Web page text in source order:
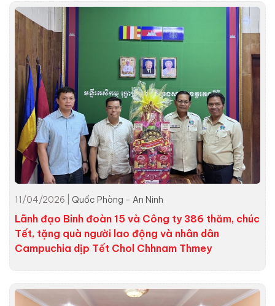
11/04/2026 | Quốc Phòng - An Ninh
Lãnh đạo Binh đoàn 15 và Công ty 386 thăm, chúc
Tết, tặng quà người lao động và nhân dân
Campuchia dịp Tết Chol Chhnam Thmey